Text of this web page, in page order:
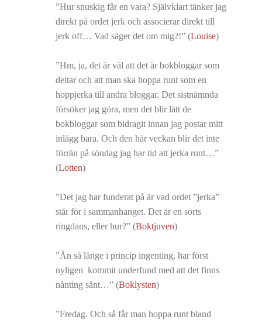
”Hur snuskig får en vara? Självklart tänker jag
direkt på ordet jerk och associerar direkt till
jerk off… Vad säger det om mig?!” (Louise)
”Hm, ja, det är väl att det är bokbloggar som
deltar och att man ska hoppa runt som en
hoppjerka till andra bloggar. Det sistnämnda
försöker jag göra, men det blir lätt de
bokbloggar som bidragit innan jag postar mitt
inlägg bara. Och den här veckan blir det inte
förrän på söndag jag har tid att jerka runt…”
(Lotten)
”Det jag har funderat på är vad ordet ”jerka”
står för i sammanhanget. Det är en sorts
ringdans, eller hur?” (Boktjuven)
”Än så länge i princip ingenting, har först
nyligen kommit underfund med att det finns
nånting sånt…” (Boklysten)
”Fredag. Och så får man hoppa runt bland